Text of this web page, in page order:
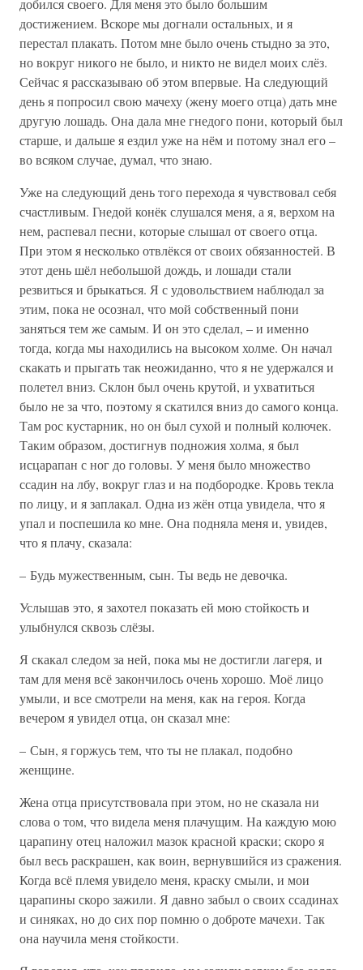
добился своего. Для меня это было большим
достижением. Вскоре мы догнали остальных, и я
перестал плакать. Потом мне было очень стыдно за это,
но вокруг никого не было, и никто не видел моих слёз.
Сейчас я рассказываю об этом впервые. На следующий
день я попросил свою мачеху (жену моего отца) дать мне
другую лошадь. Она дала мне гнедого пони, который был
старше, и дальше я ездил уже на нём и потому знал его –
во всяком случае, думал, что знаю.
Уже на следующий день того перехода я чувствовал себя
счастливым. Гнедой конёк слушался меня, а я, верхом на
нем, распевал песни, которые слышал от своего отца.
При этом я несколько отвлёкся от своих обязанностей. В
этот день шёл небольшой дождь, и лошади стали
резвиться и брыкаться. Я с удовольствием наблюдал за
этим, пока не осознал, что мой собственный пони
заняться тем же самым. И он это сделал, – и именно
тогда, когда мы находились на высоком холме. Он начал
скакать и прыгать так неожиданно, что я не удержался и
полетел вниз. Склон был очень крутой, и ухватиться
было не за что, поэтому я скатился вниз до самого конца.
Там рос кустарник, но он был сухой и полный колючек.
Таким образом, достигнув подножия холма, я был
исцарапан с ног до головы. У меня было множество
ссадин на лбу, вокруг глаз и на подбородке. Кровь текла
по лицу, и я заплакал. Одна из жён отца увидела, что я
упал и поспешила ко мне. Она подняла меня и, увидев,
что я плачу, сказала:
– Будь мужественным, сын. Ты ведь не девочка.
Услышав это, я захотел показать ей мою стойкость и
улыбнулся сквозь слёзы.
Я скакал следом за ней, пока мы не достигли лагеря, и
там для меня всё закончилось очень хорошо. Моё лицо
умыли, и все смотрели на меня, как на героя. Когда
вечером я увидел отца, он сказал мне:
– Сын, я горжусь тем, что ты не плакал, подобно
женщине.
Жена отца присутствовала при этом, но не сказала ни
слова о том, что видела меня плачущим. На каждую мою
царапину отец наложил мазок красной краски; скоро я
был весь раскрашен, как воин, вернувшийся из сражения.
Когда всё племя увидело меня, краску смыли, и мои
царапины скоро зажили. Я давно забыл о своих ссадинах
и синяках, но до сих пор помню о доброте мачехи. Так
она научила меня стойкости.